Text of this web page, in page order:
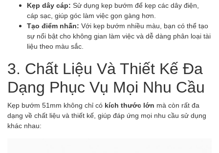
Kẹp dây cáp: Sử dụng kẹp bướm để kẹp các dây điện,
cáp sạc, giúp góc làm việc gọn gàng hơn.
Tạo điểm nhấn: Với kẹp bướm nhiều màu, bạn có thể tạo
sự nổi bật cho không gian làm việc và dễ dàng phân loại tài
liệu theo màu sắc.
3. Chất Liệu Và Thiết Kế Đa
Dạng Phục Vụ Mọi Nhu Cầu
Kẹp bướm 51mm không chỉ có kích thước lớn mà còn rất đa
dạng về chất liệu và thiết kế, giúp đáp ứng mọi nhu cầu sử dụng
khác nhau: